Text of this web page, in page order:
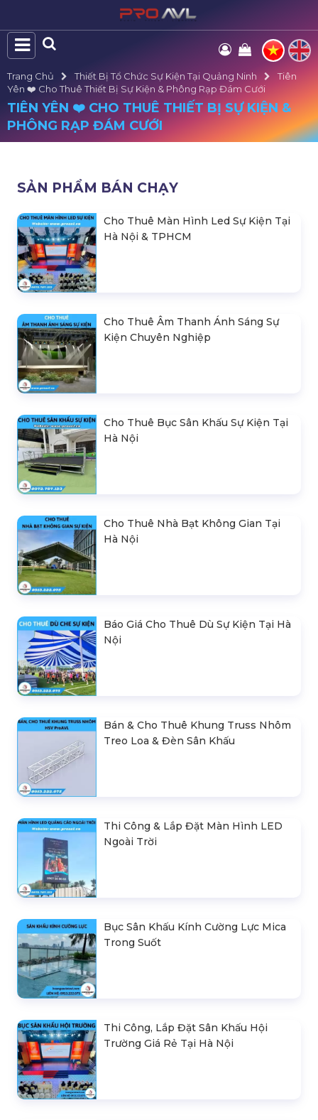
Trang Chủ Thiết Bị Tổ Chức Sự Kiện Tại Quảng Ninh
Tiên
Yên ❤️️ Cho Thuê Thiết Bị Sự Kiện & Phông Rạp Đám Cưới
TIÊN YÊN ❤️️ CHO THUÊ THIẾT BỊ SỰ KIỆN &
PHÔNG RẠP ĐÁM CƯỚI
SẢN PHẨM BÁN CHẠY
Cho Thuê Màn Hình Led Sự Kiện Tại
Hà Nội & TPHCM
Cho Thuê Âm Thanh Ánh Sáng Sự
Kiện Chuyên Nghiệp
Cho Thuê Bục Sân Khấu Sự Kiện Tại
Hà Nội
Cho Thuê Nhà Bạt Không Gian Tại
Hà Nội
Báo Giá Cho Thuê Dù Sự Kiện Tại Hà
Nội
Bán & Cho Thuê Khung Truss Nhôm
Treo Loa & Đèn Sân Khấu
Thi Công & Lắp Đặt Màn Hình LED
Ngoài Trời
Bục Sân Khấu Kính Cường Lực Mica
Trong Suốt
Thi Công, Lắp Đặt Sân Khấu Hội
Trường Giá Rẻ Tại Hà Nội